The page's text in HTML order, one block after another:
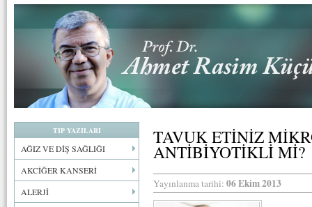
TIP YAZILARI
AĞIZ VE DİŞ SAĞLIĞI
AKCİĞER KANSERİ
ALERJİ
TAVUK ETİNİZ
ANTİBİYOTİKLİ Mİ?
Yayınlanma tarihi: 06 Ekim 2013